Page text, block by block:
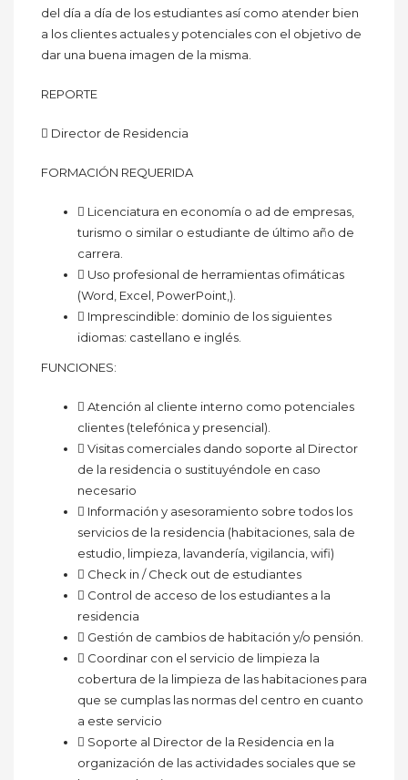
del día a día de los estudiantes así como atender bien
a los clientes actuales y potenciales con el objetivo de
dar una buena imagen de la misma.
REPORTE
 Director de Residencia
FORMACIÓN REQUERIDA
 Licenciatura en economía o ad de empresas,
turismo o similar o estudiante de último año de
carrera.
 Uso profesional de herramientas ofimáticas
(Word, Excel, PowerPoint,).
 Imprescindible: dominio de los siguientes
idiomas: castellano e inglés.
FUNCIONES:
 Atención al cliente interno como potenciales
clientes (telefónica y presencial).
 Visitas comerciales dando soporte al Director
de la residencia o sustituyéndole en caso
necesario
 Información y asesoramiento sobre todos los
servicios de la residencia (habitaciones, sala de
estudio, limpieza, lavandería, vigilancia, wifi)
 Check in / Check out de estudiantes
 Control de acceso de los estudiantes a la
residencia
 Gestión de cambios de habitación y/o pensión.
 Coordinar con el servicio de limpieza la
cobertura de la limpieza de las habitaciones para
que se cumplas las normas del centro en cuanto
a este servicio
 Soporte al Director de la Residencia en la
organización de las actividades sociales que se